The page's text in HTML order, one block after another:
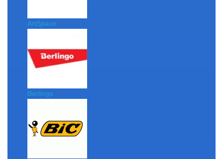
ArtSpace
Berlingo